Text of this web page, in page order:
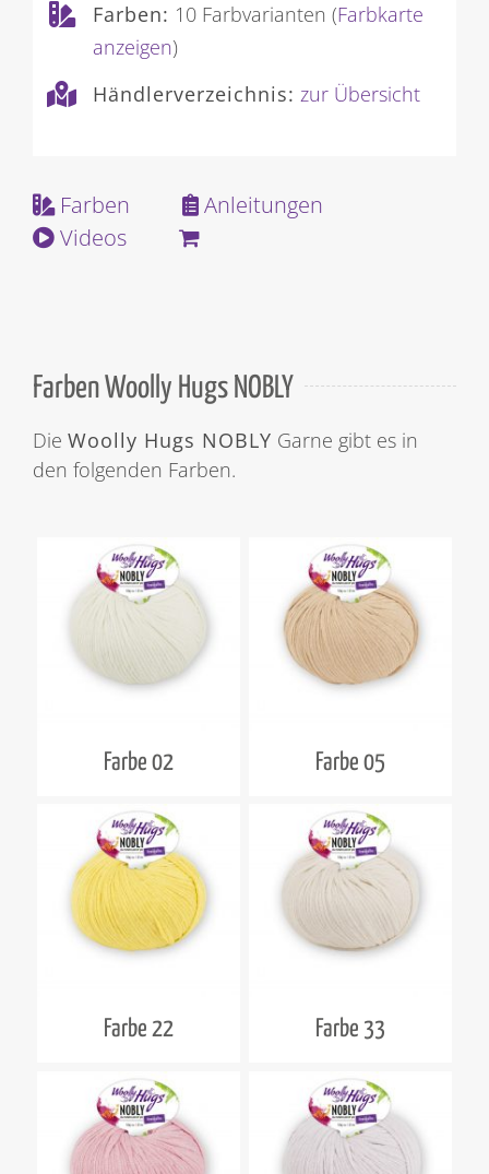
Farben: 10 Farbvarianten (Farbkarte
anzeigen)
Händlerverzeichnis: zur Übersicht
Farben
Anleitungen
Videos
Farben Woolly Hugs NOBLY
Die Woolly Hugs NOBLY Garne gibt es in
den folgenden Farben.
Farbe 02 Farbe 05
Farbe 22 Farbe 33